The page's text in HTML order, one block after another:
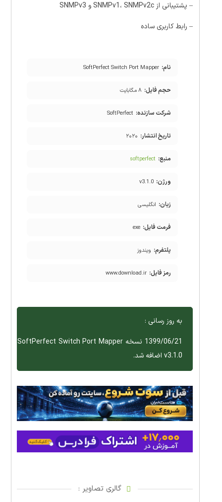
– پشتیبانی از SNMPv1، SNMPv2c و SNMPv3
– رابط کاربری ساده
نام: SoftPerfect Switch Port Mapper
حجم فایل: ۸ مگابایت
شرکت سازنده: SoftPerfect
تاریخ انتشار: ۲۰۲۰
منبع: softperfect
ورژن: v3.1.0
زبان: انگلیسی
فرمت فایل: exe
پلتفرم: ویندوز
رمز فایل: www.download.ir
به روز رسانی :
1399/06/21 نسخه SoftPerfect Switch Port Mapper
v3.1.0 اضافه شد.
گالری تصاویر :